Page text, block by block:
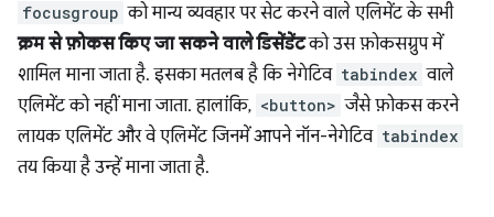
focusgroup को मान्य व्यवहार पर सेट करने वाले एलिमेंट के सभी
क्रम से फ़ोकस किए जा सकने वाले डिसेंडेंटको उस फ़ोकसग्रुप में
शामिल माना जाता है. इसका मतलब है कि नेगेटिव tabindex वाले
एलिमेंट को नहीं माना जाता. हालांकि, <button> जैसे फ़ोकस करने
लायक एलिमेंट और वे एलिमेंट जिनमें आपने नॉन-नेगेटिव tabindex
तय किया है उन्हें माना जाता है.